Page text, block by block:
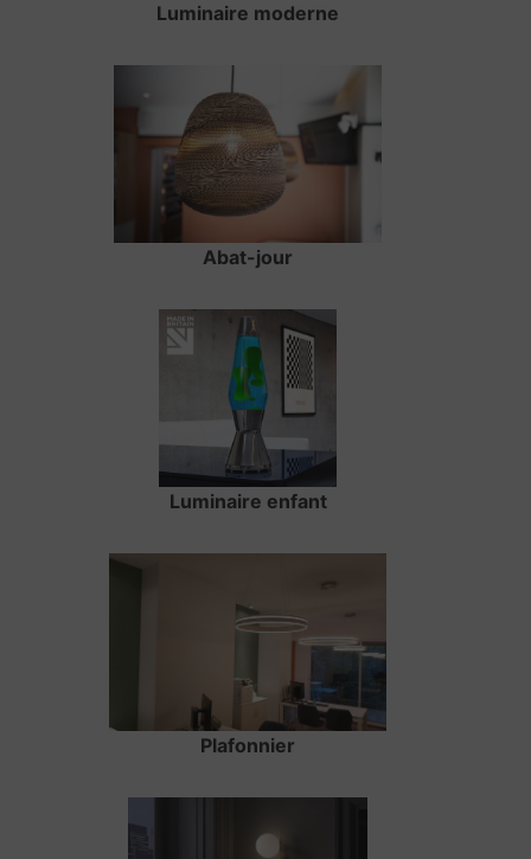
Luminaire moderne
Abat-jour
Luminaire enfant
Plafonnier